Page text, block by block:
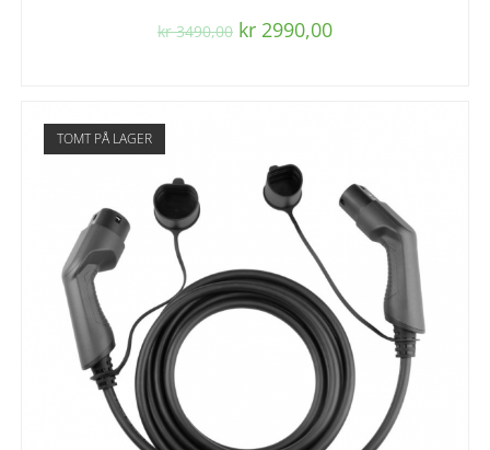
kr3490,00 kr 2990,00
TOMT PÅ LAGER